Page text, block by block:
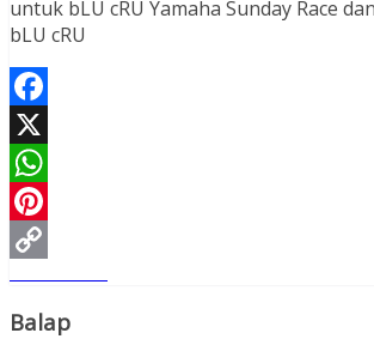
untuk bLU cRU Yamaha Sunday Race
bLU cRU
Facebook
X
WhatsApp
Pinterest
Copy
Link
Balap